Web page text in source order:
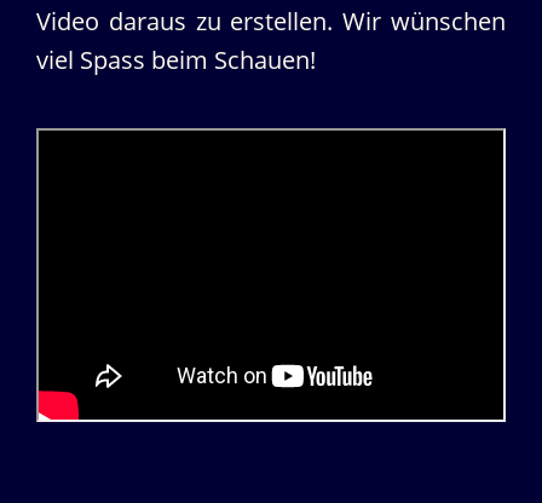
Video daraus zu erstellen. Wir wünschen
viel Spass beim Schauen!